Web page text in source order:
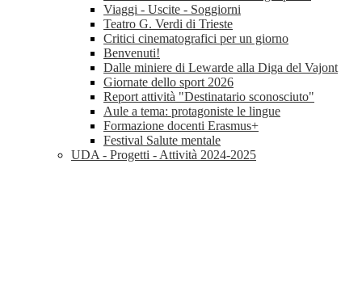
Viaggi - Uscite - Soggiorni
Teatro G. Verdi di Trieste
Critici cinematografici per un giorno
Benvenuti!
Dalle miniere di Lewarde alla Diga del Vajont
Giornate dello sport 2026
Report attività "Destinatario sconosciuto"
Aule a tema: protagoniste le lingue
Formazione docenti Erasmus+
Festival Salute mentale
UDA - Progetti - Attività 2024-2025